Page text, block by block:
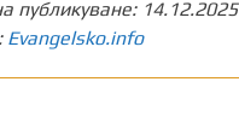
публикуване: 14.12.2025
Evangelsko.info